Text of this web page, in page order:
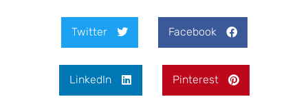
Facebook
Twitter
Pinterest
LinkedIn